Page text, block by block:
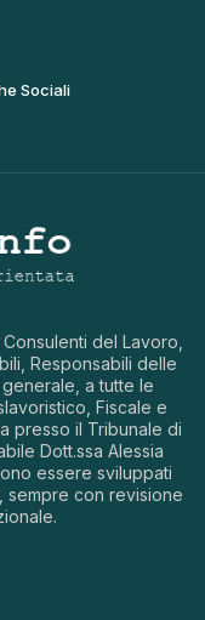
Sociali
del Lavoro,
Responsabili delle
a tutte le
Fiscale e
presso il Tribunale di
Dott.ssa Alessia
essere sviluppati
sempre con revisione